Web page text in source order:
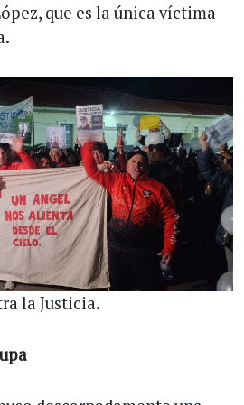
que es la única víctima
la Justicia.